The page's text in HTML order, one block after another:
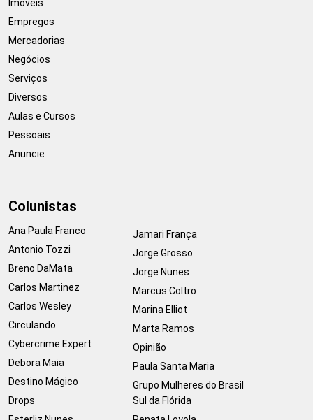
Imóveis
Empregos
Mercadorias
Negócios
Serviços
Diversos
Aulas e Cursos
Pessoais
Anuncie
Colunistas
Ana Paula Franco
Antonio Tozzi
Breno DaMata
Carlos Martinez
Carlos Wesley
Circulando
Cybercrime Expert
Debora Maia
Destino Mágico
Drops
Jamari França
Jorge Grosso
Jorge Nunes
Marcus Coltro
Marina Elliot
Marta Ramos
Opinião
Paula Santa Maria
Grupo Mulheres do Brasil
Sul da Flórida